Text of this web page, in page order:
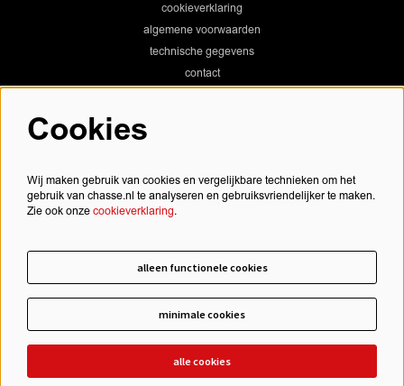
cookieverklaring
algemene voorwaarden
technische gegevens
contact
Cookies
Wij maken gebruik van cookies en vergelijkbare technieken om het
gebruik van chasse.nl te analyseren en gebruiksvriendelijker te maken.
Zie ook onze cookieverklaring.
alleen functionele cookies
minimale cookies
alle cookies